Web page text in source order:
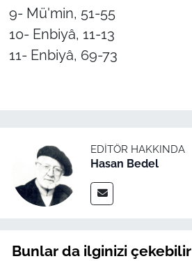
9- Mü'min, 51-55
10- Enbiyâ, 11-13
11- Enbiyâ, 69-73
EDITÖR HAKKINDA
Hasan Bedel
Bunlar da ilginizi çekebilir